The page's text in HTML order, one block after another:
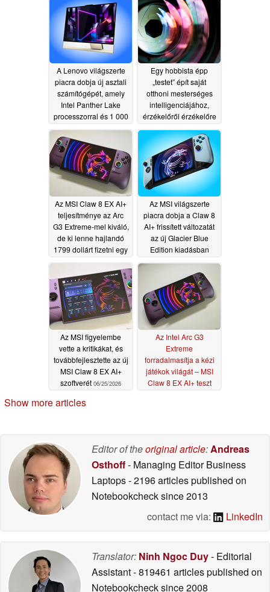
eredmények pedig
50%-kal romlottak
07/11/2026
tulajdonsága07/10/2026
A Lenovo világszerte
piacra dobja új asztali
számítógépét, amely
Intel Panther Lake
processzorral és 1 000
képernyővel
rendelkezik 07/09/2026
Egy hobbista épp
„testet” épít saját
otthoni mesterséges
intelligenciájához,
érzékelőről érzékelőre
07/07/2026
Az MSI Claw 8 EX AI+
teljesítménye az Arc
G3 Extreme-mel kiváló,
de ki lenne hajlandó
1799 dollárt fizetni egy
07/06/2026
Az MSI világszerte
piacra dobja a Claw 8
AI+ frissített változatát
az új Glacier Blue
Edition kiadásban
07/03/2026
Az MSI figyelembe
vette a kritikákat, és
továbbfejlesztette az új
MSI Claw 8 EX AI+
szoftverét 06/25/2026
Az Intel Arc G3
Extreme
forradalmasítja a kézi
játékok világát – MSI
Claw 8 EX AI+ teszt
Show more articles
Editor of theoriginal article:Andreas
Osthoff- Managing Editor Business
Laptops- 2196 articles published on
Notebookchecksince 2013
contact me via:
LinkedIn
Translator: Ninh Ngoc Duy- Editorial
Assistant- 819461 articles published on
Notebookchecksince 2008